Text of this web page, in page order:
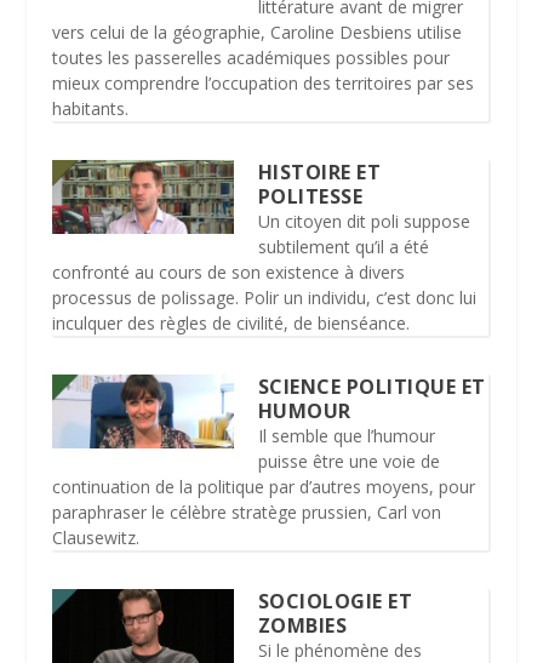
littérature avant de migrer
vers celui de la géographie, Caroline Desbiens utilise
toutes les passerelles académiques possibles pour
mieux comprendre l’occupation des territoires par ses
habitants.
HISTOIRE ET
POLITESSE
Un citoyen dit poli suppose
subtilement qu’il a été
confronté au cours de son existence à divers
processus de polissage. Polir un individu, c’est donc lui
inculquer des règles de civilité, de bienséance.
SCIENCE POLITIQUE ET
HUMOUR
Il semble que l’humour
puisse être une voie de
continuation de la politique par d’autres moyens, pour
paraphraser le célèbre stratège prussien, Carl von
Clausewitz.
SOCIOLOGIE ET
ZOMBIES
Si le phénomène des